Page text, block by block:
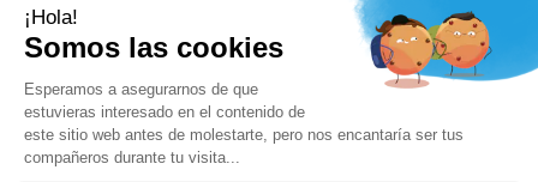
Lo más leído
Síguenos